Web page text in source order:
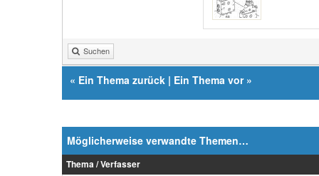
Suchen
« Ein Thema zurück | Ein Thema vor»
Möglicherweise verwandte Themen…
Thema / Verfasser